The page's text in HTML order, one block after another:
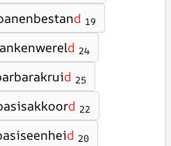
d 19
d 24
d 25
d 22
d 20